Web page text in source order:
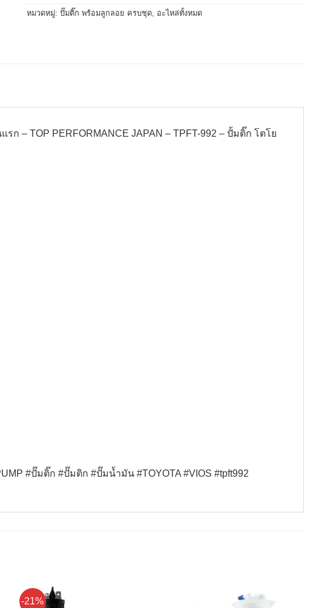
หมวดหมู่: ปั๊มติ๊ก พร้อมลูกลอย ครบชุด, อะไหล่ทั้งหมด
ก – TOP PERFORMANCE JAPAN – TPFT-992 – ปั้มติ๊ก โตโย
#ปั๊มติ๊ก #ปั๊มติก #ปั๊มน้ำมัน #TOYOTA #VIOS #tpft992
-21%